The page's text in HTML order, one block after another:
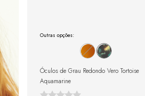
Outras opções:
Óculos de Grau Redondo Vero Tortoise
Aquamarine